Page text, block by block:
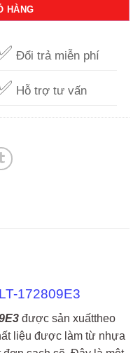
HÀNG
Đổi trả miễn phí
Hỗ trợ tư vấn
172809E3
được sản xuấttheo
liệu được làm từ nhựa